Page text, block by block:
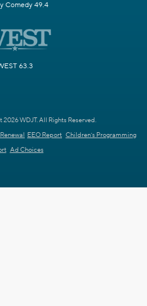
Comedy 49.4
63.3
WDJT. All Rights Reserved.
EEO Report Children's Programming
Ad Choices